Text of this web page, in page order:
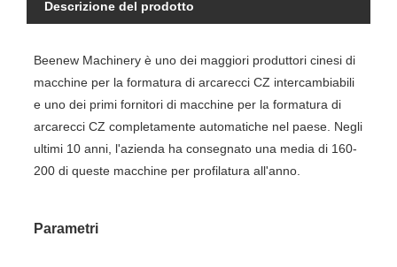
Descrizione del prodotto
Beenew Machinery è uno dei maggiori produttori cinesi di
macchine per la formatura di arcarecci CZ intercambiabili
e uno dei primi fornitori di macchine per la formatura di
arcarecci CZ completamente automatiche nel paese. Negli
ultimi 10 anni, l'azienda ha consegnato una media di 160-
200 di queste macchine per profilatura all'anno.
Parametri